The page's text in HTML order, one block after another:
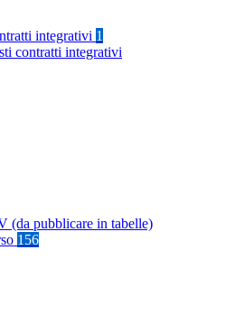
integrativi 1
contratti integrativi
(da pubblicare in tabelle)
156